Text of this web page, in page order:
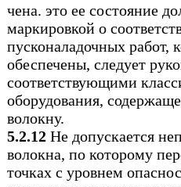
чена. это ее состояние
маркировкой о
пусконаладочных работ,
обеспечены, следует
соответствующими
оборудования,
волокну.
5.2.12 Не допускается
волокна, по которому
точках с уровнем